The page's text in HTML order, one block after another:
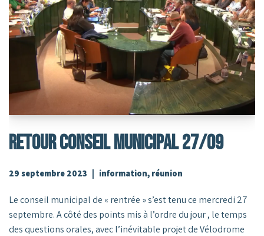
RETOUR CONSEIL MUNICIPAL 27/09
29 septembre 2023 information, réunion
Le conseil municipal de « rentrée » s’est tenu ce mercredi 27
septembre. A côté des points mis à l’ordre du jour , le temps
des questions orales, avec l’inévitable projet de Vélodrome